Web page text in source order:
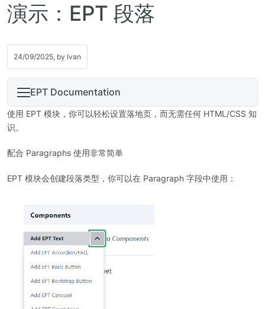
演示：EPT 段落
24/09/2025, by Ivan
EPT Documentation
使用 EPT 模块，你可以轻松设置落地页，而无需任何 HTML/CSS 知
识。
配合 Paragraphs 使用非常简单
EPT 模块会创建段落类型，你可以在 Paragraph 字段中使用：